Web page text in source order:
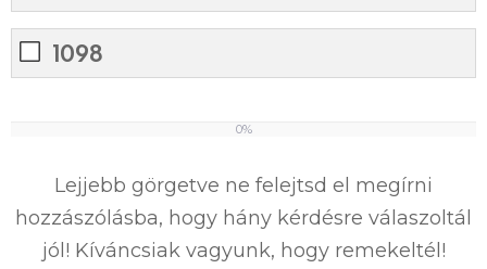
1098
0%
Lejjebb görgetve ne felejtsd el megírni
hozzászólásba, hogy hány kérdésre válaszoltál
jól! Kíváncsiak vagyunk, hogy remekeltél!